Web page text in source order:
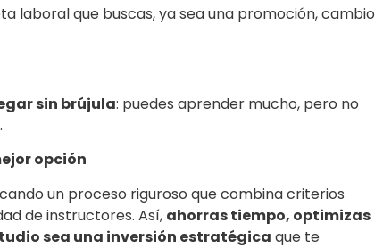
laboral que buscas, ya sea una promoción, cambio
sin brújula: puedes aprender mucho, pero no
opción
un proceso riguroso que combina criterios
de instructores. Así, ahorras tiempo, optimizas
sea una inversión estratégica que te